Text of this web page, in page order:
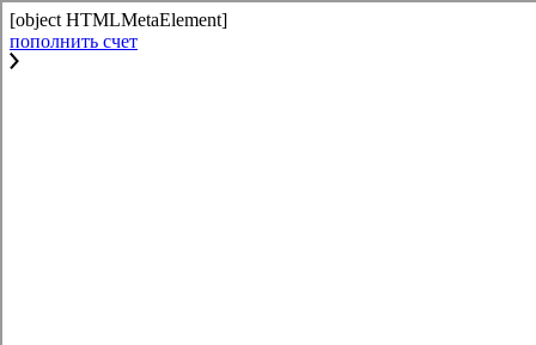
[object HTMLMetaElement]
пополнить счет